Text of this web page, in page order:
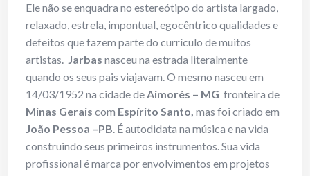
Ele não se enquadra no estereótipo do artista largado,
relaxado, estrela, impontual, egocêntrico qualidades e
defeitos que fazem parte do currículo de muitos
artistas. Jarbas nasceu na estrada literalmente
quando os seus pais viajavam. O mesmo nasceu em
14/03/1952 na cidade deAimorés – MG fronteira de
Minas Gerais com Espírito Santo, mas foi criado em
João Pessoa –PB. É autodidata na música e na vida
construindo seus primeiros instrumentos. Sua vida
profissional é marca por envolvimentos em projetos